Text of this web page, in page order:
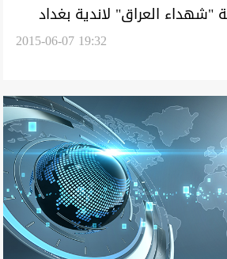
"شهداء العراق" لاندية بغداد
2015-06-07 19:32